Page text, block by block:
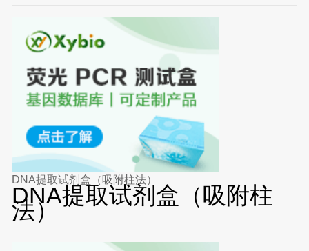
DNA提取试剂盒（吸附柱法）
DNA提取试剂盒（吸附柱
法）